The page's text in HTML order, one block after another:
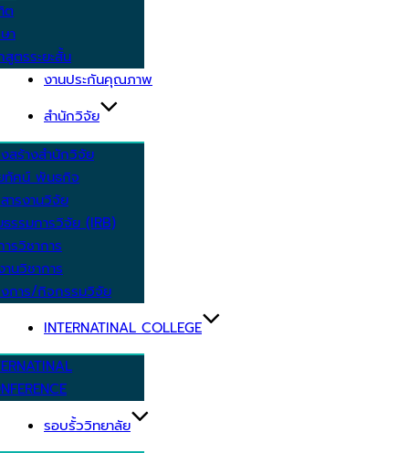
ต
า
ตรระยะสั้น
งานประกันคุณภาพ
สำนักวิจัย
สร้างสำนักวิจัย
ทัศน์ พันธกิจ
ารงานวิจัย
รรมการวิจัย (IRB)
รวิชาการ
นวิชาการ
งการ/กิจกรรมวิจัย
INTERNATINAL COLLEGE
รอบรั้ววิทยาลัย